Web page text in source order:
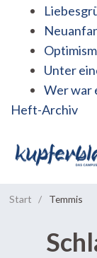
Unter
Wer war
Heft-Archiv
Start / Temmis